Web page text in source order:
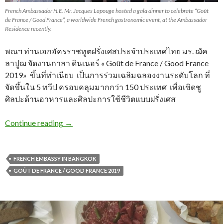
French Ambassador H.E. Mr. Jacques Lapouge hosted a gala dinner to celebrate “Goût
de France / Good France”, a worldwide French gastronomic event, at the Ambassador
Residence recently.
พณฯ ท่านเอกอัครราชทูตฝรั่งเศสประจำประเทศไทย มร. ฌัค
ลาปูฌ จัดงานกาลา ดินเนอร์ « Goût de France / Good France
2019» ขึ้นที่ทำเนียบ เป็นการร่วมเฉลิมฉลองงานระดับโลก ที่
จัดขึ้นใน 5 ทวีป ครอบคลุมมากกว่า 150 ประเทศ เพื่อเชิดชู
ศิลปะด้านอาหารและศิลปะการใช้ชีวิตแบบฝรั่งเศส
Continue reading →
FRENCH EMBASSY IN BANGKOK
GOÛT DE FRANCE / GOOD FRANCE 2019